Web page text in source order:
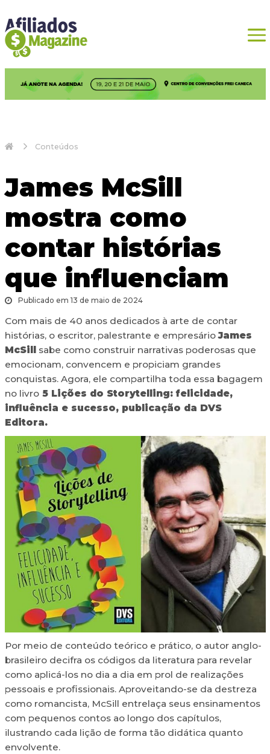
Conteúdos
James McSill
mostra como
contar histórias
que influenciam
Publicado em 13 de maio de 2024
Com mais de 40 anos dedicados à arte de contar
histórias, o escritor, palestrante e empresárioJames
McSill
sabe como construir narrativas poderosas que
emocionam, convencem e propiciam grandes
conquistas. Agora, ele compartilha toda essa bagagem
no livro5 Lições do Storytelling: felicidade,
influência e sucesso, publicação da DVS
Editora.
Por meio de conteúdo teórico e prático, o autor anglo-
brasileiro decifra os códigos da literatura para revelar
como aplicá-los no dia a dia em prol de realizações
pessoais e profissionais. Aproveitando-se da destreza
como romancista, McSill entrelaça seus ensinamentos
com pequenos contos ao longo dos capítulos,
ilustrando cada lição de forma tão didática quanto
envolvente.